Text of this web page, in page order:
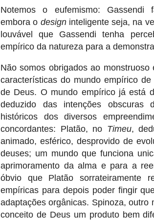
Notemos o eufemismo: Gassendi
embora o designinteligente seja, na
louvável que Gassendi tenha
empírico da natureza para a
Não somos obrigados ao
características do mundo empírico
de Deus. O mundo empírico já está
deduzido das intenções obscuras
históricos dos diversos
concordantes: Platão, no Timeu,
animado, esférico, desprovido de
deuses; um mundo que funciona
aprimoramento da alma e para a
óbvio que Platão sorrateiramente
empíricas para depois poder fingir
adaptações orgânicas. Spinoza, outro
conceito de Deus um produto bem